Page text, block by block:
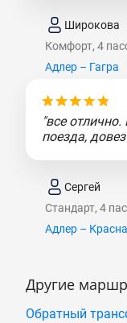
Широкова
Комфорт, 4
Адлер – Гагра
"все
поезда,
Сергей
Стандарт, 4
Адлер –
Другие
Обратный